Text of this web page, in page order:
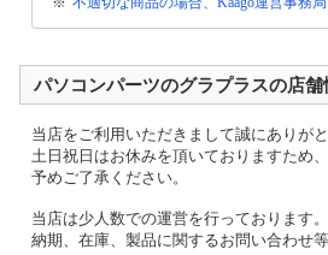
パソコンパーツのグラプラスの店舗
当店をご利用いただきまして誠にありが
土日祝日はお休みを頂いておりますため
予めご了承ください。
当店は少人数での運営を行っております。
納期、在庫、製品に関するお問い合わせ